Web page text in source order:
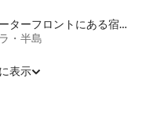
ウォーターフロントにある宿泊施設
・半島
表示